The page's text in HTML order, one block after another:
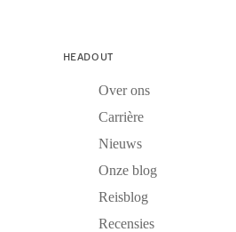
HEADOUT
Over ons
Carrière
Nieuws
Onze blog
Reisblog
Recensies